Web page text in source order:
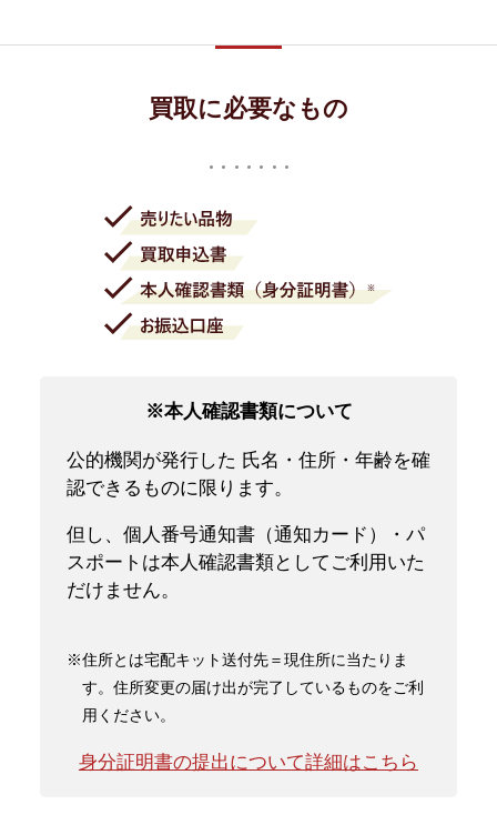
買取に必要なもの
※本人確認書類について
公的機関が発行した 氏名・住所・年齢を確
認できるものに限ります。
但し、個人番号通知書（通知カード）・パ
スポートは本人確認書類としてご利用いた
だけません。
※住所とは宅配キット送付先＝現住所に当たりま
す。住所変更の届け出が完了しているものをご利
用ください。
身分証明書の提出について詳細はこちら